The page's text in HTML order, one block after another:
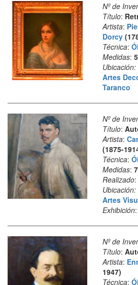
Nº de
Título:
Artista:
Dorcy
Técnica:
Medidas:
Ubicación:
Artes
Taranco
Nº de
Título:
Artista:
(1875-
Técnica:
Medidas:
Realizado:
Ubicación:
Artes
Exhibición:
Nº de
Título:
Artista:
1947)
Técnica: